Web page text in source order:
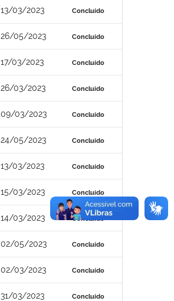
13/03/2023 Concluído
26/05/2023 Concluído
17/03/2023 Concluído
26/03/2023 Concluído
09/03/2023 Concluído
24/05/2023 Concluído
13/03/2023 Concluído
15/03/2023 Concluído
14/03/2023 Concluído
02/05/2023 Concluído
02/03/2023 Concluído
31/03/2023 Concluído